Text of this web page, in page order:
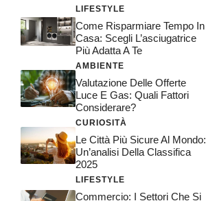
LIFESTYLE
Come Risparmiare Tempo In
Casa: Scegli L’asciugatrice
Più Adatta A Te
AMBIENTE
Valutazione Delle Offerte
Luce E Gas: Quali Fattori
Considerare?
CURIOSITÀ
Le Città Più Sicure Al Mondo:
Un’analisi Della Classifica
2025
LIFESTYLE
Commercio: I Settori Che Si